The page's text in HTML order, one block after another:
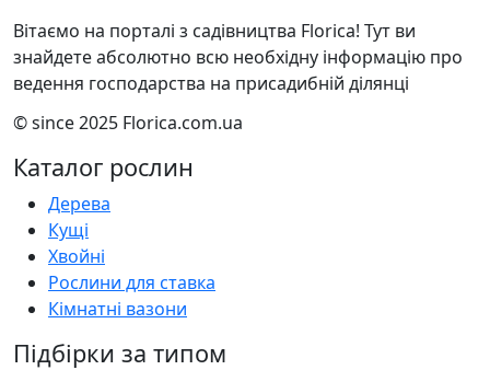
Вітаємо на порталі з садівництва Florica! Тут ви
знайдете абсолютно всю необхідну інформацію про
ведення господарства на присадибній ділянці
© since 2025 Florica.com.ua
Каталог рослин
Дерева
Кущі
Хвойні
Рослини для ставка
Кімнатні вазони
Підбірки за типом